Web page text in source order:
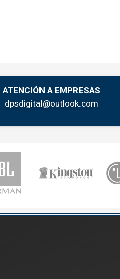
ATENCIÓN A EMPRESAS
dpsdigital@outlook.com